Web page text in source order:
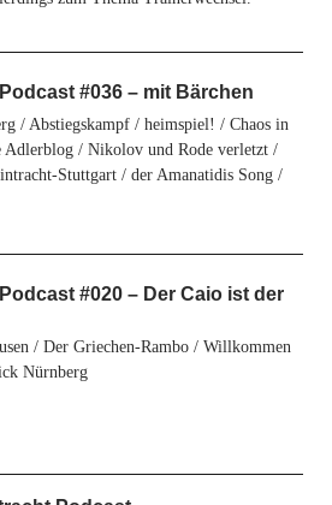
#036 – mit Bärchen
/ Abstiegskampf / heimspiel! / Chaos in
/ Nikolov und Rode verletzt /
Stuttgart / der Amanatidis Song /
#020 – Der Caio ist der
/ Der Griechen-Rambo / Willkommen
Nürnberg